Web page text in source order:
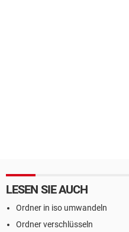
LESEN SIE AUCH
Ordner in iso umwandeln
Ordner verschlüsseln